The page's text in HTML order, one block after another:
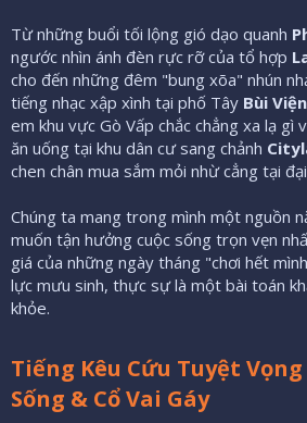
Từ những buổi tối lộng gió dạo quanh
ngước nhìn ánh đèn rực rỡ của tổ hợp
cho đến những đêm "bung xõa" nhún
tiếng nhạc xập xình tại phố Tây Bùi Viện
em khu vực Gò Vấp chắc chẳng xa lạ gì
ăn uống tại khu dân cư sang chảnh
chen chân mua sắm mỏi nhừ cẳng tại
Chúng ta mang trong mình một nguồn
muốn tận hưởng cuộc sống trọn vẹn
giá của những ngày tháng "chơi hết
lực mưu sinh, thực sự là một bài toán
khỏe.
Tiếng Kêu Cứu Tuyệt
Sống & Cổ Vai Gáy